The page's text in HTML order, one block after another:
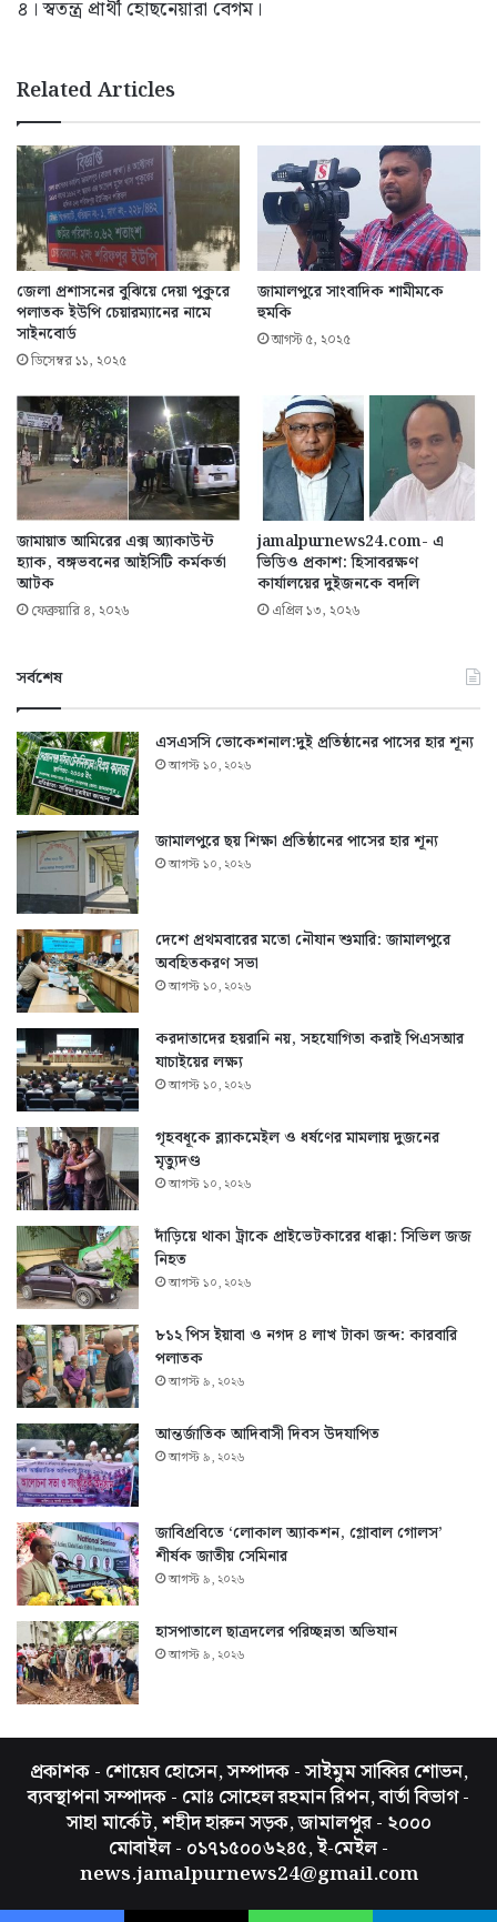
৪। স্বতন্ত্র প্রার্থী হোছনেয়ারা বেগম।
Related Articles
জেলা প্রশাসনের বুঝিয়ে দেয়া পুকুরে
পলাতক ইউপি চেয়ারম্যানের নামে
সাইনবোর্ড
ডিসেম্বর ১১, ২০২৫
জামালপুরে সাংবাদিক শামীমকে
হুমকি
আগস্ট ৫, ২০২৫
জামায়াত আমিরের এক্স অ্যাকাউন্ট
হ্যাক, বঙ্গভবনের আইসিটি কর্মকর্তা
আটক
ফেব্রুয়ারি ৪, ২০২৬
jamalpurnews24.com- এ
ভিডিও প্রকাশ: হিসাবরক্ষণ
কার্যালয়ের দুইজনকে বদলি
এপ্রিল ১৩, ২০২৬
সর্বশেষ
এসএসসি ভোকেশনাল:দুই প্রতিষ্ঠানের পাসের হার শূন্য
আগস্ট ১০, ২০২৬
জামালপুরে ছয় শিক্ষা প্রতিষ্ঠানের পাসের হার শূন্য
আগস্ট ১০, ২০২৬
দেশে প্রথমবারের মতো নৌযান শুমারি: জামালপুরে
অবহিতকরণ সভা
আগস্ট ১০, ২০২৬
করদাতাদের হয়রানি নয়, সহযোগিতা করাই পিএসআর
যাচাইয়ের লক্ষ্য
আগস্ট ১০, ২০২৬
গৃহবধূকে ব্ল্যাকমেইল ও ধর্ষণের মামলায় দুজনের
মৃত্যুদণ্ড
আগস্ট ১০, ২০২৬
দাঁড়িয়ে থাকা ট্রাকে প্রাইভেটকারের ধাক্কা: সিভিল জজ
নিহত
আগস্ট ১০, ২০২৬
৮১২ পিস ইয়াবা ও নগদ ৪ লাখ টাকা জব্দ: কারবারি
পলাতক
আগস্ট ৯, ২০২৬
আন্তর্জাতিক আদিবাসী দিবস উদযাপিত
আগস্ট ৯, ২০২৬
জাবিপ্রবিতে ‘লোকাল অ্যাকশন, গ্লোবাল গোলস’
শীর্ষক জাতীয় সেমিনার
আগস্ট ৯, ২০২৬
হাসপাতালে ছাত্রদলের পরিচ্ছন্নতা অভিযান
আগস্ট ৯, ২০২৬
প্রকাশক - শোয়েব হোসেন, সম্পাদক - সাইমুম সাব্বির শোভন,
ব্যবস্থাপনা সম্পাদক - মোঃ সোহেল রহমান রিপন, বার্তা বিভাগ -
সাহা মার্কেট, শহীদ হারুন সড়ক, জামালপুর - ২০০০
মোবাইল - ০১৭১৫০০৬২৪৫, ই-মেইল -
news.jamalpurnews24@gmail.com